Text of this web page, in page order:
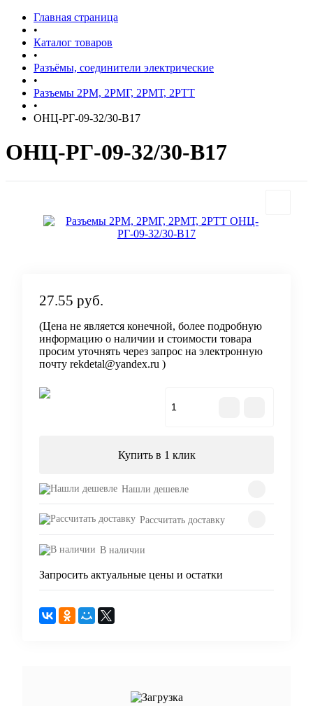
Главная страница
•
Каталог товаров
•
Разъёмы, соединители электрические
•
Разъемы 2РМ, 2РМГ, 2РМТ, 2РТТ
•
ОНЦ-РГ-09-32/30-В17
ОНЦ-РГ-09-32/30-В17
27.55 руб.
(Цена не является конечной, более подробную
информацию о наличии и стоимости товара
просим уточнять через запрос на электронную
почту rekdetal@yandex.ru )
Купить в 1 клик
Нашли дешевле
Рассчитать доставку
В наличии
Запросить актуальные цены и остатки